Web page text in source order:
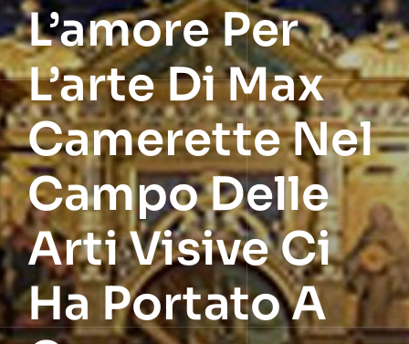
L’amore Per
L’arte Di Max
Camerette Nel
Campo Delle
Arti Visive Ci
Ha Portato A